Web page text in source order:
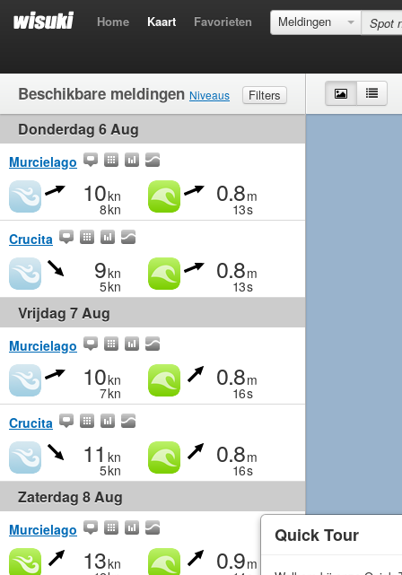
Home Kaart Favorieten Meldingen
Beschikbare meldingen Niveaus
Filters
Wind
Golven
Donderdag 6 Aug
Murcielago
10kn
8kn
0.8m
13s
Crucita
9kn
5kn
0.8m
13s
Vrijdag 7 Aug
Murcielago
10kn
7kn
0.8m
16s
Crucita
11 kn
5kn
0.8m
16s
Zaterdag 8 Aug
Murcielago
13kn 0.9m
Kaart
Quick Tour